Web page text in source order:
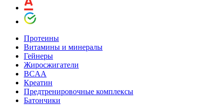
Протеины
Витамины и минералы
Гейнеры
Жиросжигатели
BCAA
Креатин
Предтренировочные комплексы
Батончики